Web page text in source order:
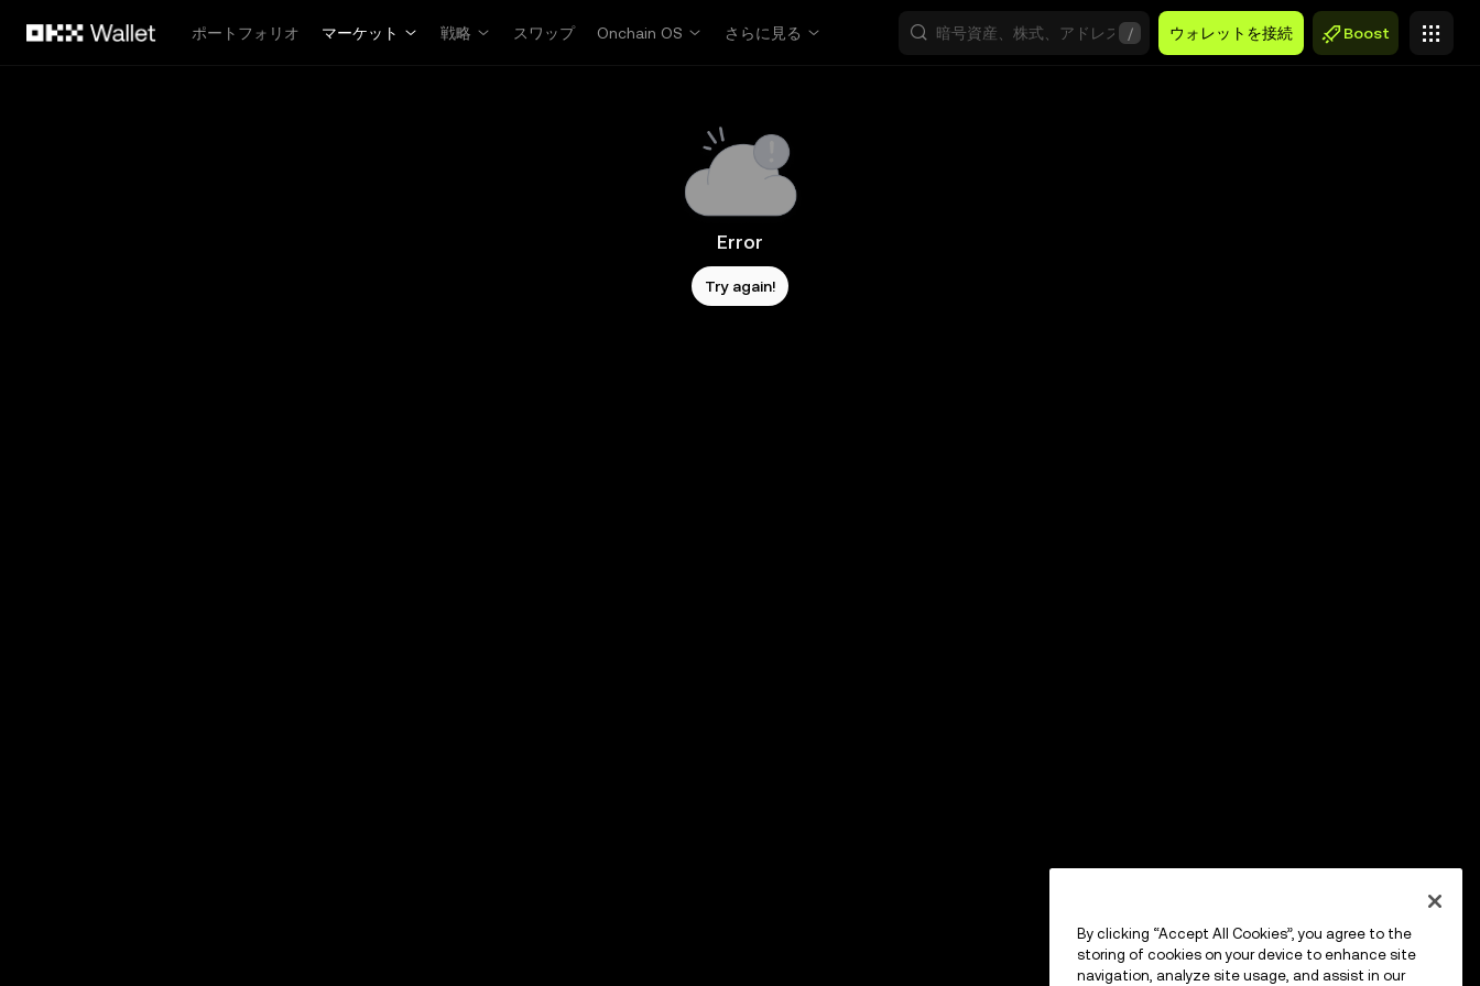
ポートフォリオ
マーケット 戦略 スワップ Onchain OS さらに見る / ウォレットを接続 Boost
Error
Try again!
By clicking “Accept All Cookies”, you agree to the
storing of cookies on your device to enhance site
navigation, analyze site usage, and assist in our